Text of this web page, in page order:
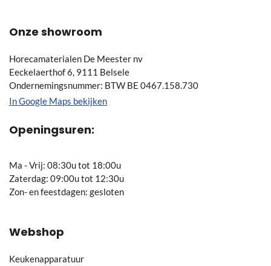
Onze showroom
Horecamaterialen De Meester nv
Eeckelaerthof 6, 9111 Belsele
Ondernemingsnummer: BTW BE 0467.158.730
In Google Maps bekijken
Openingsuren:
Ma - Vrij: 08:30u tot 18:00u
Zaterdag: 09:00u tot 12:30u
Zon- en feestdagen: gesloten
Webshop
Keukenapparatuur